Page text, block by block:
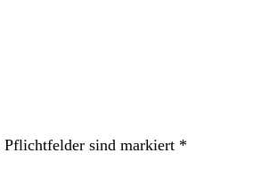
Pflichtfelder sind markiert *